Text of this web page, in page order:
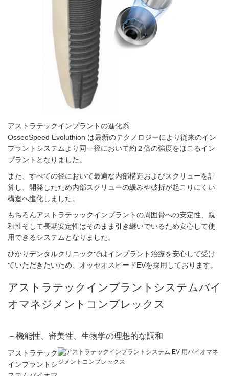
アストラテックインプラントの進化系
OsseoSpeed Evoluthion は最新のテクノロジーにより従来のイン
プラントシステムより同一径において約２倍の強度をほこるイン
プラントとなりました。
また、すべての径において最適な内部構造およびスクリューを計
算し、開発したため内部スクリューの緩みや破折が起こりにくい
構造へ進化しました。
もちろんアストラテッックインプラントの周囲骨への安定性、親
和性そして長期安定性はそのまま引き継いでいるため安心して使
用できるシステムとなりました。
ひかりデンタルクリニックではインプラント治療を安心して受け
ていただきたいため、オッセオスピードEVを採用しております。
アストラテックインプラントシステムバイ
オマネジメントコンプレックス
－機能性、審美性、生物学の理想的な調和
アストラテック
インプラントシ